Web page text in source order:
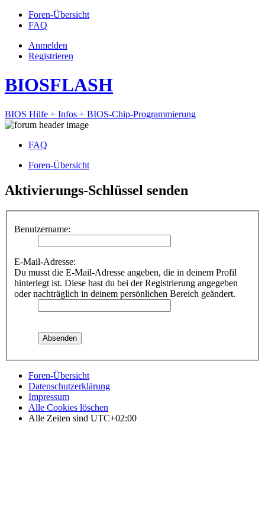
Foren-Übersicht
FAQ
Anmelden
Registrieren
BIOSFLASH
BIOS Hilfe + Infos + BIOS-Chip-Programmierung
FAQ
Foren-Übersicht
Aktivierungs-Schlüssel senden
Benutzername:
E-Mail-Adresse:
Du musst die E-Mail-Adresse angeben, die in deinem Profil
hinterlegt ist. Diese hast du bei der Registrierung angegeben
oder nachträglich in deinem persönlichen Bereich geändert.
Foren-Übersicht
Datenschutzerklärung
Impressum
Alle Cookies löschen
Alle Zeiten sind UTC+02:00